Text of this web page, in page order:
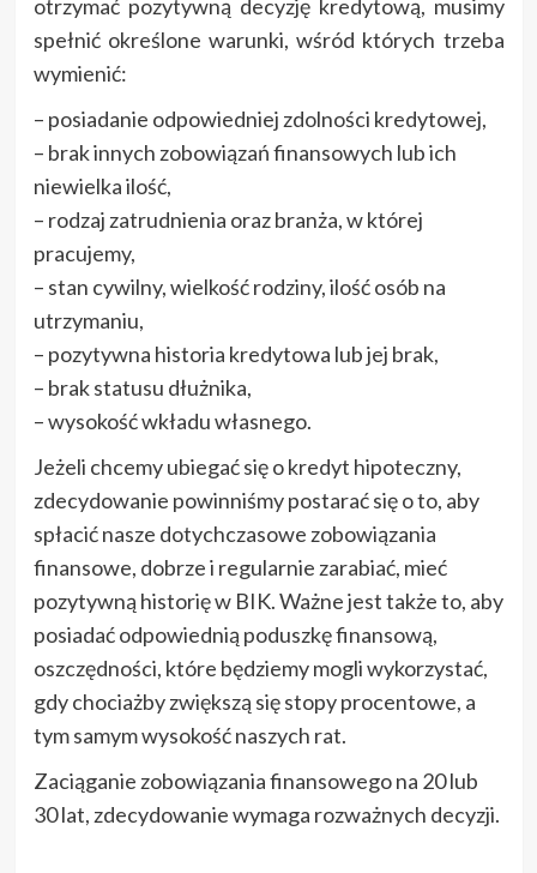
otrzymać pozytywną decyzję kredytową, musimy
spełnić określone warunki, wśród których trzeba
wymienić:
– posiadanie odpowiedniej zdolności kredytowej,
– brak innych zobowiązań finansowych lub ich
niewielka ilość,
– rodzaj zatrudnienia oraz branża, w której
pracujemy,
– stan cywilny, wielkość rodziny, ilość osób na
utrzymaniu,
– pozytywna historia kredytowa lub jej brak,
– brak statusu dłużnika,
– wysokość wkładu własnego.
Jeżeli chcemy ubiegać się o kredyt hipoteczny,
zdecydowanie powinniśmy postarać się o to, aby
spłacić nasze dotychczasowe zobowiązania
finansowe, dobrze i regularnie zarabiać, mieć
pozytywną historię w BIK. Ważne jest także to, aby
posiadać odpowiednią poduszkę finansową,
oszczędności, które będziemy mogli wykorzystać,
gdy chociażby zwiększą się stopy procentowe, a
tym samym wysokość naszych rat.
Zaciąganie zobowiązania finansowego na 20 lub
30 lat, zdecydowanie wymaga rozważnych decyzji.